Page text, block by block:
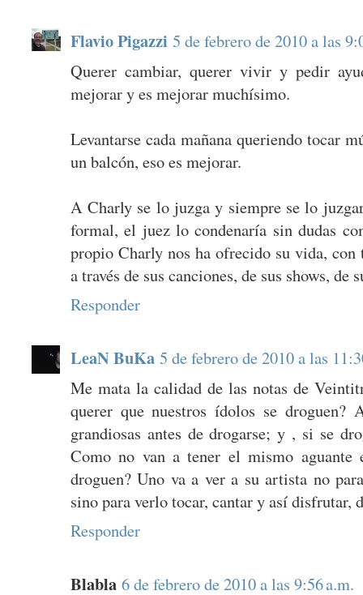
Flavio Pigazzi 5 de febrero de 2010 a las
Querer cambiar, querer vivir y pedir
mejorar y es mejorar muchísimo.
Levantarse cada mañana queriendo tocar
un balcón, eso es mejorar.
A Charly se lo juzga y siempre se lo
formal, el juez lo condenaría sin dudas
propio Charly nos ha ofrecido su vida, con
a través de sus canciones, de sus shows, de
Responder
LeaN BuKa 5 de febrero de 2010 a las
Me mata la calidad de las notas de
querer que nuestros ídolos se droguen?
grandiosas antes de drogarse; y , si se
Como no van a tener el mismo aguante
droguen? Uno va a ver a su artista no
sino para verlo tocar, cantar y así disfrutar,
Responder
Blabla 6 de febrero de 2010 a las 9:56 a.m.